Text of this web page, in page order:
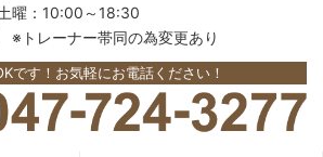
曜：10:00～18:30
※トレーナー帯同の為変更あり
です！お気軽にお電話ください！